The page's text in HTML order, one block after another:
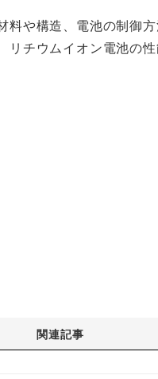
料や構造、電池の制御
チウムイオン電池の
関連記事